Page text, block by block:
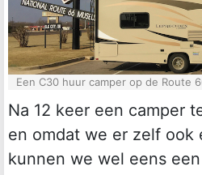
Een C30 huur camper op de Route
Na 12 keer een camper
en omdat we er zelf ook
kunnen we wel eens